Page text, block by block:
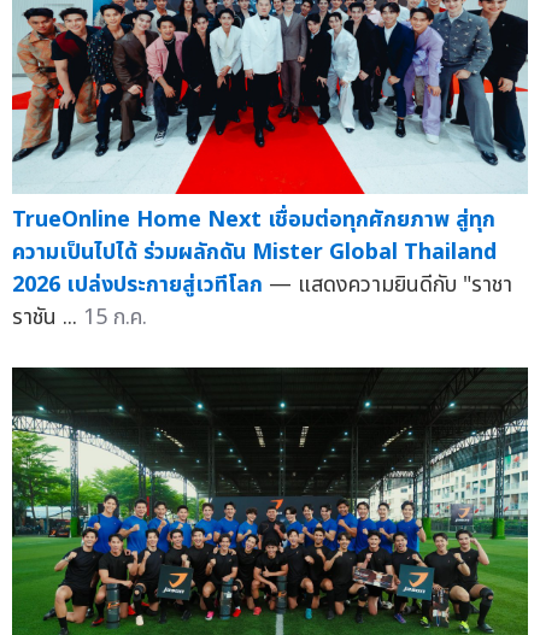
TrueOnline Home Next เชื่อมต่อทุกศักยภาพ สู่ทุก
ความเป็นไปได้ ร่วมผลักดัน Mister Global Thailand
2026 เปล่งประกายสู่เวทีโลก — แสดงความยินดีกับ "ราชา
ราชัน ... 15 ก.ค.